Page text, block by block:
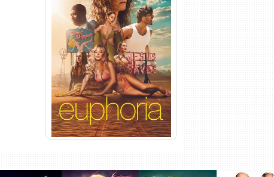
Euphoria 3ª Temporada
Torrent (2026) WEB-DL 1080p
Dual Áudio